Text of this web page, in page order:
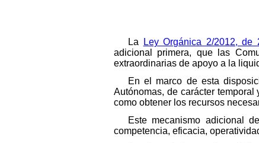
La Ley Orgánica 2/2012, de
adicional primera, que las
extraordinarias de apoyo a la
En el marco de esta
Autónomas, de carácter
como obtener los recursos
Este mecanismo adicional
competencia, eficacia,